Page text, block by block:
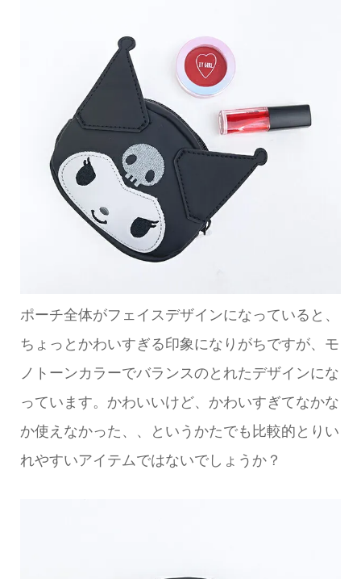
ポーチ全体がフェイスデザインになっていると、
ちょっとかわいすぎる印象になりがちですが、モ
ノトーンカラーでバランスのとれたデザインにな
っています。かわいいけど、かわいすぎてなかな
か使えなかった、、というかたでも比較的とりい
れやすいアイテムではないでしょうか？